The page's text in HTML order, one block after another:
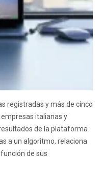
registradas y más de cinco
italianas y
de la plataforma
a un algoritmo, relaciona
de sus